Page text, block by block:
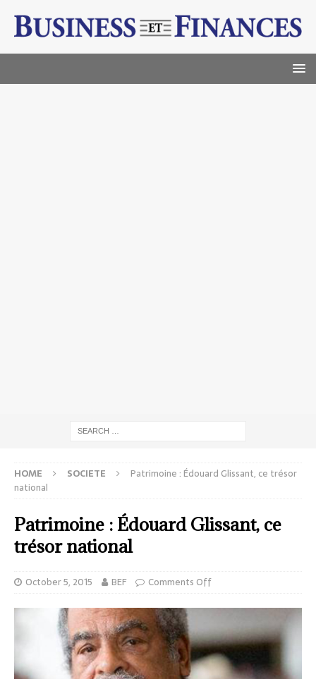
HOME SOCIETE
Patrimoine : Édouard Glissant, ce trésor
national
Patrimoine : Édouard Glissant, ce
trésor national
October 5, 2015 BEF Comments Off